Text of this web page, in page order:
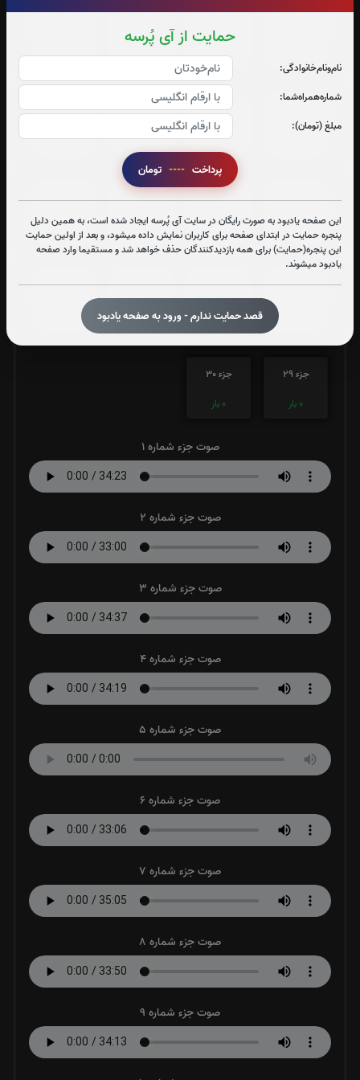
حمایت از آی پُرسه
نام‌و‌نام‌خانوادگی:
شماره‌همراه‌شما:
مبلغ (تومان):
پرداخت ----
این صفحه یادبود به صورت رایگان در سایت آی پُرسه ایجاد شده است، به همین دلیل
پنجره حمایت در ابتدای صفحه برای کاربران نمایش داده میشود، و بعد از اولین حمایت
این پنجره(حمایت) برای همه بازدیدکنندگان حذف خواهد شد و مستقیما وارد صفحه
یادبود میشوند.
قصد حمایت ندارم - ورود به صفحه یادبود
0بار
0بار
0بار
جزء 18
0بار
جزء 19
0بار
جزء 20
0بار
جزء 21
بار
جزء 22
0بار
جزء 23
0بار
جزء 24
0بار
جزء 25
جزء 26
0بار
جزء 27
0بار
جزء 28
جزء 29
0 بار
جزء 30
0 بار
صوت جزء شماره 1
صوت جزء شماره 2
صوت جزء شماره 3
صوت جزء شماره 4
صوت جزء شماره 5
صوت جزء شماره 6
صوت جزء شماره 7
صوت جزء شماره 8
صوت جزء شماره 9